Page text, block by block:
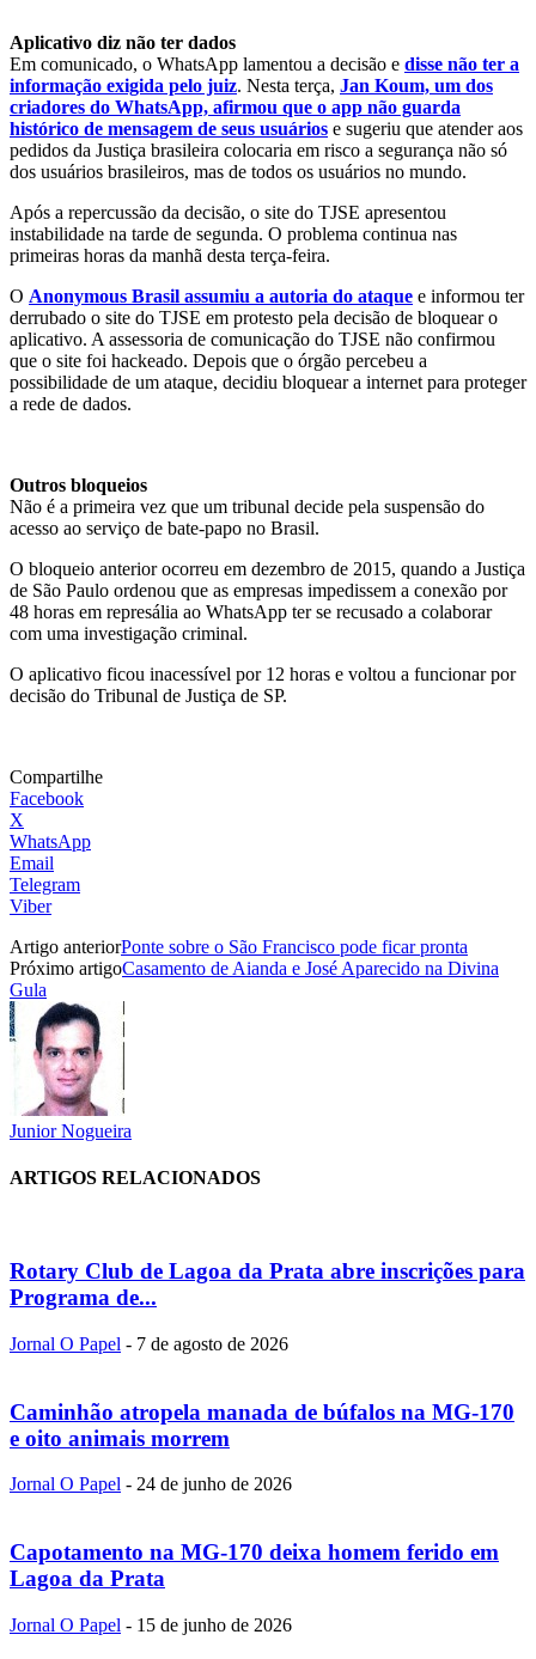
Aplicativo diz não ter dados
Em comunicado, o WhatsApp lamentou a decisão e disse não ter a
informação exigida pelo juiz. Nesta terça, Jan Koum, um dos
criadores do WhatsApp, afirmou que o app não guarda
histórico de mensagem de seus usuários e sugeriu que atender aos
pedidos da Justiça brasileira colocaria em risco a segurança não só
dos usuários brasileiros, mas de todos os usuários no mundo.
Após a repercussão da decisão, o site do TJSE apresentou
instabilidade na tarde de segunda. O problema continua nas
primeiras horas da manhã desta terça-feira.
O Anonymous Brasil assumiu a autoria do ataque e informou ter
derrubado o site do TJSE em protesto pela decisão de bloquear o
aplicativo. A assessoria de comunicação do TJSE não confirmou
que o site foi hackeado. Depois que o órgão percebeu a
possibilidade de um ataque, decidiu bloquear a internet para proteger
a rede de dados.
Outros bloqueios
Não é a primeira vez que um tribunal decide pela suspensão do
acesso ao serviço de bate-papo no Brasil.
O bloqueio anterior ocorreu em dezembro de 2015, quando a Justiça
de São Paulo ordenou que as empresas impedissem a conexão por
48 horas em represália ao WhatsApp ter se recusado a colaborar
com uma investigação criminal.
O aplicativo ficou inacessível por 12 horas e voltou a funcionar por
decisão do Tribunal de Justiça de SP.
Compartilhe
Facebook
X
WhatsApp
Email
Telegram
Viber
Artigo anteriorPonte sobre o São Francisco pode ficar pronta
Próximo artigoCasamento de Aianda e José Aparecido na Divina
Gula
Junior Nogueira
ARTIGOS RELACIONADOS
Rotary Club de Lagoa da Prata abre inscrições para
Programa de...
Jornal O Papel - 7 de agosto de 2026
Caminhão atropela manada de búfalos na MG-170
e oito animais morrem
Jornal O Papel - 24 de junho de 2026
Capotamento na MG-170 deixa homem ferido em
Lagoa da Prata
Jornal O Papel - 15 de junho de 2026